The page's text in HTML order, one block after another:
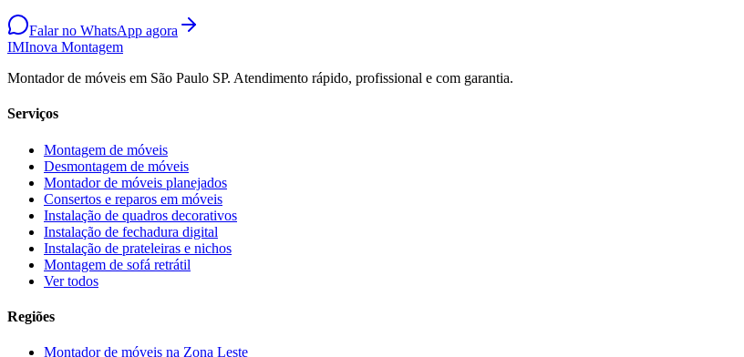
Falar no WhatsApp agora
IMInova Montagem
Montador de móveis em São Paulo SP. Atendimento rápido, profissional e com garantia.
Serviços
Montagem de móveis
Desmontagem de móveis
Montador de móveis planejados
Consertos e reparos em móveis
Instalação de quadros decorativos
Instalação de fechadura digital
Instalação de prateleiras e nichos
Montagem de sofá retrátil
Ver todos
Regiões
Montador de móveis na Zona Leste